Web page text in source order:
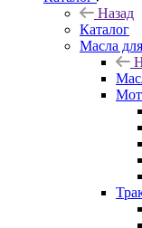
Назад
Каталог
Масла